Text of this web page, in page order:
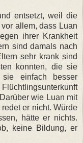
entsetzt, weil die
allem, dass Luan
ihrer Krankheit
sind damals nach
sehr krank sind
konnten, die sie
sie einfach besser
wie Luan mit
er nicht. Würde
hätte er nichts.
keine Bildung, er